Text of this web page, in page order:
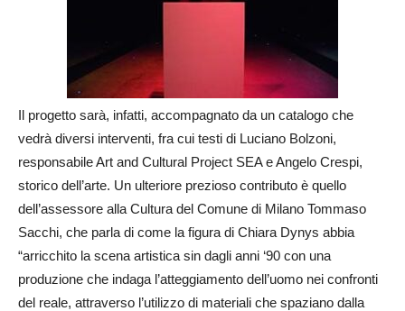
Il progetto sarà, infatti, accompagnato da un catalogo che
vedrà diversi interventi, fra cui testi di Luciano Bolzoni,
responsabile Art and Cultural Project SEA e Angelo Crespi,
storico dell’arte. Un ulteriore prezioso contributo è quello
dell’assessore alla Cultura del Comune di Milano Tommaso
Sacchi, che parla di come la figura di Chiara Dynys abbia
“arricchito la scena artistica sin dagli anni ‘90 con una
produzione che indaga l’atteggiamento dell’uomo nei confronti
del reale, attraverso l’utilizzo di materiali che spaziano dalla